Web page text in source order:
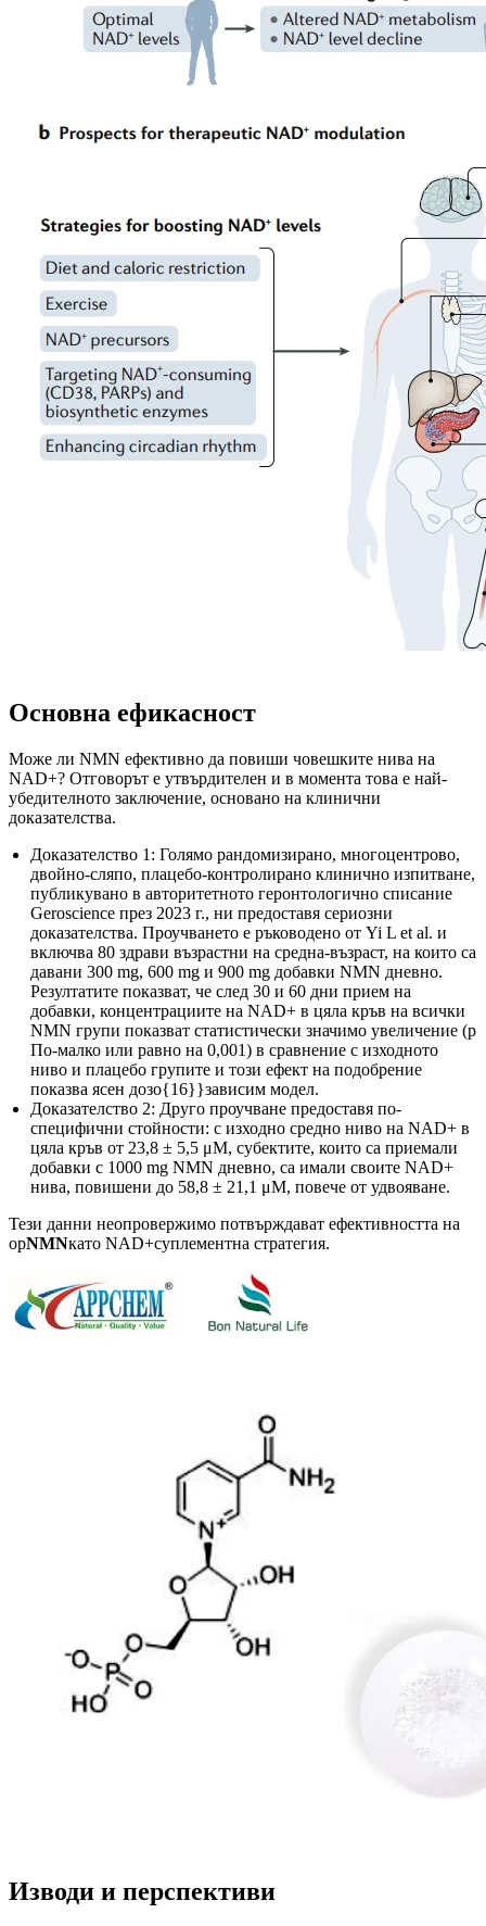
Основна ефикасност
Може ли NMN ефективно да повиши човешките нива на
NAD+? Отговорът е утвърдителен и в момента това е най-
убедителното заключение, основано на клинични
доказателства.
Доказателство 1: Голямо рандомизирано, многоцентрово,
двойно-сляпо, плацебо-контролирано клинично изпитване,
публикувано в авторитетното геронтологично списание
Geroscience през 2023 г., ни предоставя сериозни
доказателства. Проучването е ръководено от Yi L et al. и
включва 80 здрави възрастни на средна-възраст, на които са
давани 300 mg, 600 mg и 900 mg добавки NMN дневно.
Резултатите показват, че след 30 и 60 дни прием на
добавки, концентрациите на NAD+ в цяла кръв на всички
NMN групи показват статистически значимо увеличение (p
По-малко или равно на 0,001) в сравнение с изходното
ниво и плацебо групите и този ефект на подобрение
показва ясен дозо{16}}зависим модел.
Доказателство 2: Друго проучване предоставя по-
специфични стойности: с изходно средно ниво на NAD+ в
цяла кръв от 23,8 ± 5,5 μM, субектите, които са приемали
добавки с 1000 mg NMN дневно, са имали своите NAD+
нива, повишени до 58,8 ± 21,1 μM, повече от удвояване.
Тези данни неопровержимо потвърждават ефективността на
орNMNкато NAD+суплементна стратегия.
Изводи и перспективи